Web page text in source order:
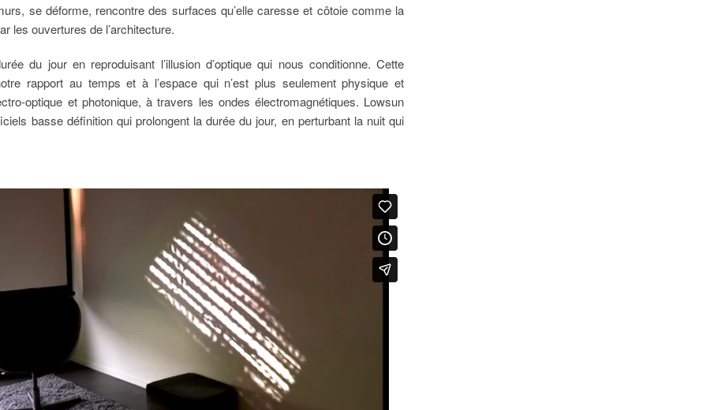
se déforme, rencontre des surfaces qu’elle caresse et côtoie comme la
les ouvertures de l’architecture.
du jour en reproduisant l’illusion d’optique qui nous conditionne. Cette
rapport au temps et à l’espace qui n’est plus seulement physique et
optique et photonique, à travers les ondes électromagnétiques. Lowsun
basse définition qui prolongent la durée du jour, en perturbant la nuit qui